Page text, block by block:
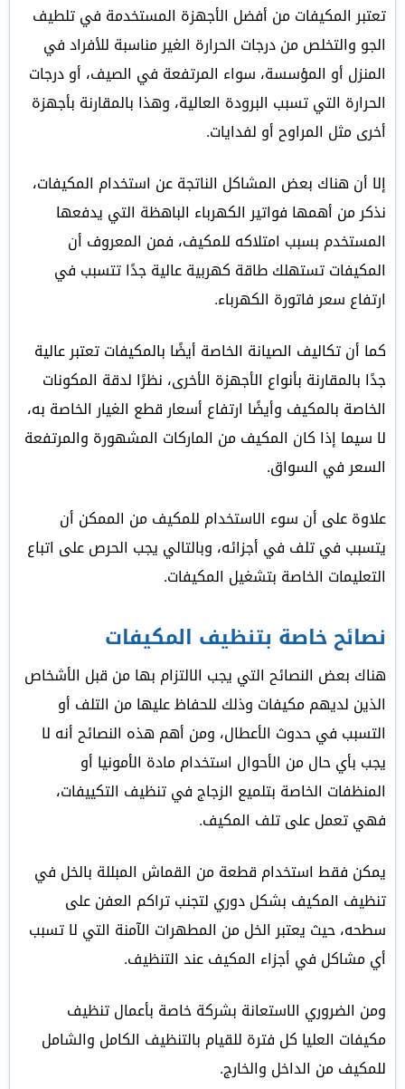
تعتبر المكيفات من أفضل الأجهزة المستخدمة في تلطيف
الجو والتخلص من درجات الحرارة الغير مناسبة للأفراد في
المنزل أو المؤسسة، سواء المرتفعة في الصيف، أو درجات
الحرارة التي تسبب البرودة العالية، وهذا بالمقارنة بأجهزة
أخرى مثل المراوح أو لفدايات.
إلا أن هناك بعض المشاكل الناتجة عن استخدام المكيفات،
نذكر من أهمها فواتير الكهرباء الباهظة التي يدفعها
المستخدم بسبب امتلاكه للمكيف، فمن المعروف أن
المكيفات تستهلك طاقة كهربية عالية جدًا تتسبب في
ارتفاع سعر فاتورة الكهرباء.
كما أن تكاليف الصيانة الخاصة أيضًا بالمكيفات تعتبر عالية
جدًا بالمقارنة بأنواع الأجهزة الأخرى، نظرًا لدقة المكونات
الخاصة بالمكيف وأيضًا ارتفاع أسعار قطع الغيار الخاصة به،
لا سيما إذا كان المكيف من الماركات المشهورة والمرتفعة
السعر في السواق.
علاوة على أن سوء الاستخدام للمكيف من الممكن أن
يتسبب في تلف في أجزائه، وبالتالي يجب الحرص على اتباع
التعليمات الخاصة بتشغيل المكيفات.
نصائح خاصة بتنظيف المكيفات
هناك بعض النصائح التي يجب الالتزام بها من قبل الأشخاص
الذين لديهم مكيفات وذلك للحفاظ عليها من التلف أو
التسبب في حدوث الأعطال، ومن أهم هذه النصائح أنه لا
يجب بأي حال من الأحوال استخدام مادة الأمونيا أو
المنظفات الخاصة بتلميع الزجاج في تنظيف التكييفات،
فهي تعمل على تلف المكيف.
يمكن فقط استخدام قطعة من القماش المبللة بالخل في
تنظيف المكيف بشكل دوري لتجنب تراكم العفن على
سطحه، حيث يعتبر الخل من المطهرات الآمنة التي لا تسبب
أي مشاكل في أجزاء المكيف عند التنظيف.
ومن الضروري الاستعانة بشركة خاصة بأعمال تنظيف
مكيفات العليا كل فترة للقيام بالتنظيف الكامل والشامل
للمكيف من الداخل والخارج.